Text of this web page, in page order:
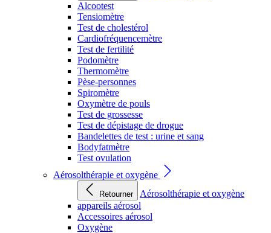
Alcootest
Tensiomètre
Test de cholestérol
Cardiofréquencemètre
Test de fertilité
Podomètre
Thermomètre
Pèse-personnes
Spiromètre
Oxymètre de pouls
Test de grossesse
Test de dépistage de drogue
Bandelettes de test : urine et sang
Bodyfatmètre
Test ovulation
Aérosolthérapie et oxygène
Retourner
Aérosolthérapie et oxygène
appareils aérosol
Accessoires aérosol
Oxygène